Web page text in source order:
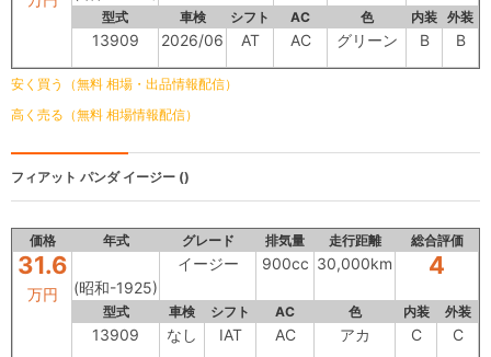
型式 車検 シフト AC 色 内装 外装
13909 2026/06 AT AC グリーン B B
安く買う（無料 相場・出品情報配信）
高く売る（無料 相場情報配信）
フィアット パンダイージー ()
価格 年式 グレード 排気量 走行距離 総合評価
31.6
万円 (昭和-1925)
イージー 900cc 30,000km 4
型式 車検 シフト AC 色 内装 外装
13909 なし IAT AC アカ C C